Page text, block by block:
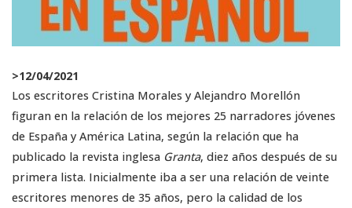
>12/04/2021
Los escritores Cristina Morales y Alejandro Morellón
figuran en la relación de los mejores 25 narradores jóvenes
de España y América Latina, según la relación que ha
publicado la revista inglesa Granta, diez años después de su
primera lista. Inicialmente iba a ser una relación de veinte
escritores menores de 35 años, pero la calidad de los